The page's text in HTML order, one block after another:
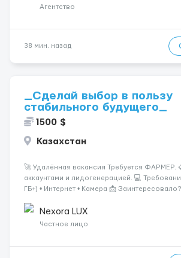
Агентство
38 мин. назад
_Сделай выбор в пользу
стабильного будущего_
1500 $
Казахстан
🚀 Удалённая вакансия Требуется ФАРМЕР.
аккаунтами и лидогенерацией. 💻
ГБ+) • Интернет • Камера 📩
Nexora LUX
Частное лицо